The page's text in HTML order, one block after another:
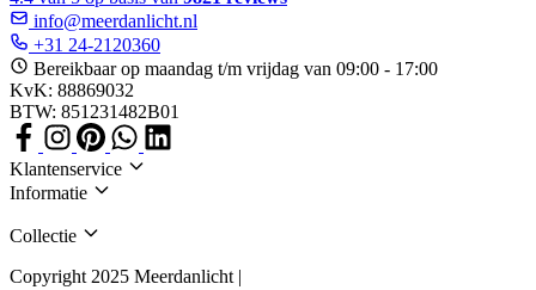
info@meerdanlicht.nl
+31 24-2120360
Bereikbaar op maandag t/m vrijdag van 09:00 - 17:00
KvK: 88869032
BTW: 851231482B01
Klantenservice
Informatie
Collectie
Copyright 2025 Meerdanlicht |